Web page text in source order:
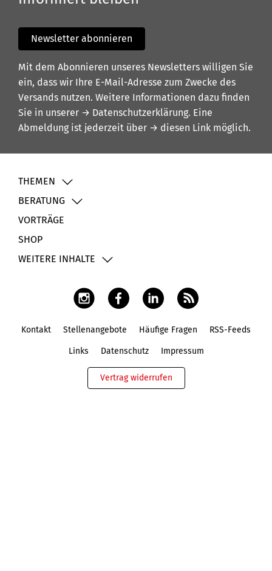
Newsletter abonnieren
Mit dem Abonnieren unseres Newsletters willigen Sie
ein, dass wir Ihre E-Mail-Adresse zum Zwecke des
Versands nutzen. Weitere Informationen dazu finden
Sie in unserer → Datenschutzerklärung. Eine
Abmeldung ist jederzeit über → diesen Link möglich.
THEMEN
BERATUNG
VORTRÄGE
SHOP
WEITERE INHALTE
Kontakt Stellenangebote Häufige Fragen RSS-Feeds
Links Datenschutz Impressum
Vertrag widerrufen